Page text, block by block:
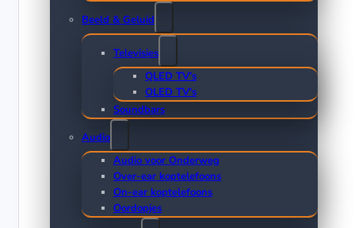
Beeld & Geluid
Televisies
QLED TV’s
OLED TV’s
Soundbars
Audio
Audio voor Onderweg
Over-ear koptelefoons
On-ear koptelefoons
Oordopjes